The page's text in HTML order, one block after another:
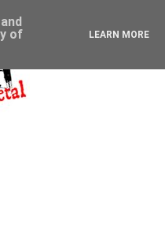
of
LEARN MORE